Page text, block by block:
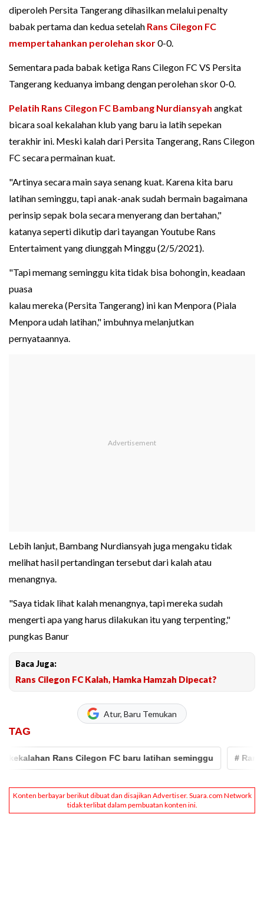
diperoleh Persita Tangerang dihasilkan melalui penalty
babak pertama dan kedua setelah Rans Cilegon FC
mempertahankan perolehan skor0-0.
Sementara pada babak ketiga Rans Cilegon FC VS Persita
Tangerang keduanya imbang dengan perolehan skor 0-0.
Pelatih Rans Cilegon FC Bambang Nurdiansyah angkat
bicara soal kekalahan klub yang baru ia latih sepekan
terakhir ini. Meski kalah dari Persita Tangerang, Rans Cilegon
FC secara permainan kuat.
"Artinya secara main saya senang kuat. Karena kita baru
latihan seminggu, tapi anak-anak sudah bermain bagaimana
perinsip sepak bola secara menyerang dan bertahan,"
katanya seperti dikutip dari tayangan Youtube Rans
Entertaiment yang diunggah Minggu (2/5/2021).
"Tapi memang seminggu kita tidak bisa bohongin, keadaan
puasa
kalau mereka (Persita Tangerang) ini kan Menpora (Piala
Menpora udah latihan," imbuhnya melanjutkan
pernyataannya.
Lebih lanjut, Bambang Nurdiansyah juga mengaku tidak
melihat hasil pertandingan tersebut dari kalah atau
menangnya.
"Saya tidak lihat kalah menangnya, tapi mereka sudah
mengerti apa yang harus dilakukan itu yang terpenting,"
pungkas Banur
Baca Juga:
Rans Cilegon FC Kalah, Hamka Hamzah Dipecat?
Atur, Baru Temukan
TAG
Rans Cilegon FC baru latihan seminggu # Rans Cilegon